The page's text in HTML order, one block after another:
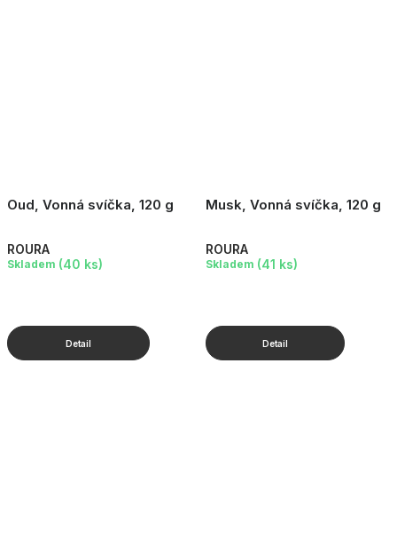
Oud, Vonná svíčka, 120 g
ROURA
Skladem (40 ks)
Musk, Vonná svíčka, 120 g
ROURA
Skladem (41 ks)